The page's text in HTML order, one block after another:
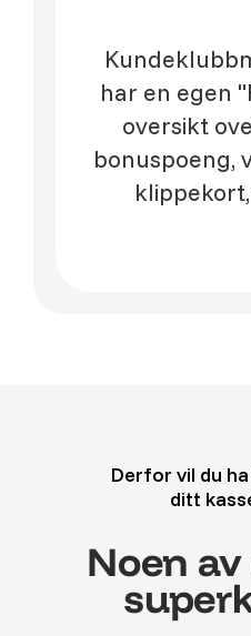
har en egen
oversikt
bonuspoeng,
Derfor vil du
ditt
Noen